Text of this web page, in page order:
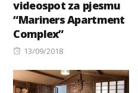
videospot za pjesmu
“Mariners Apartment
Complex”
Posted
13/09/2018